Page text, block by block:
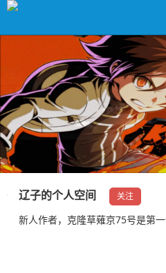
辽子的个人空间 关注
新人作者，克隆草薙京75号是第